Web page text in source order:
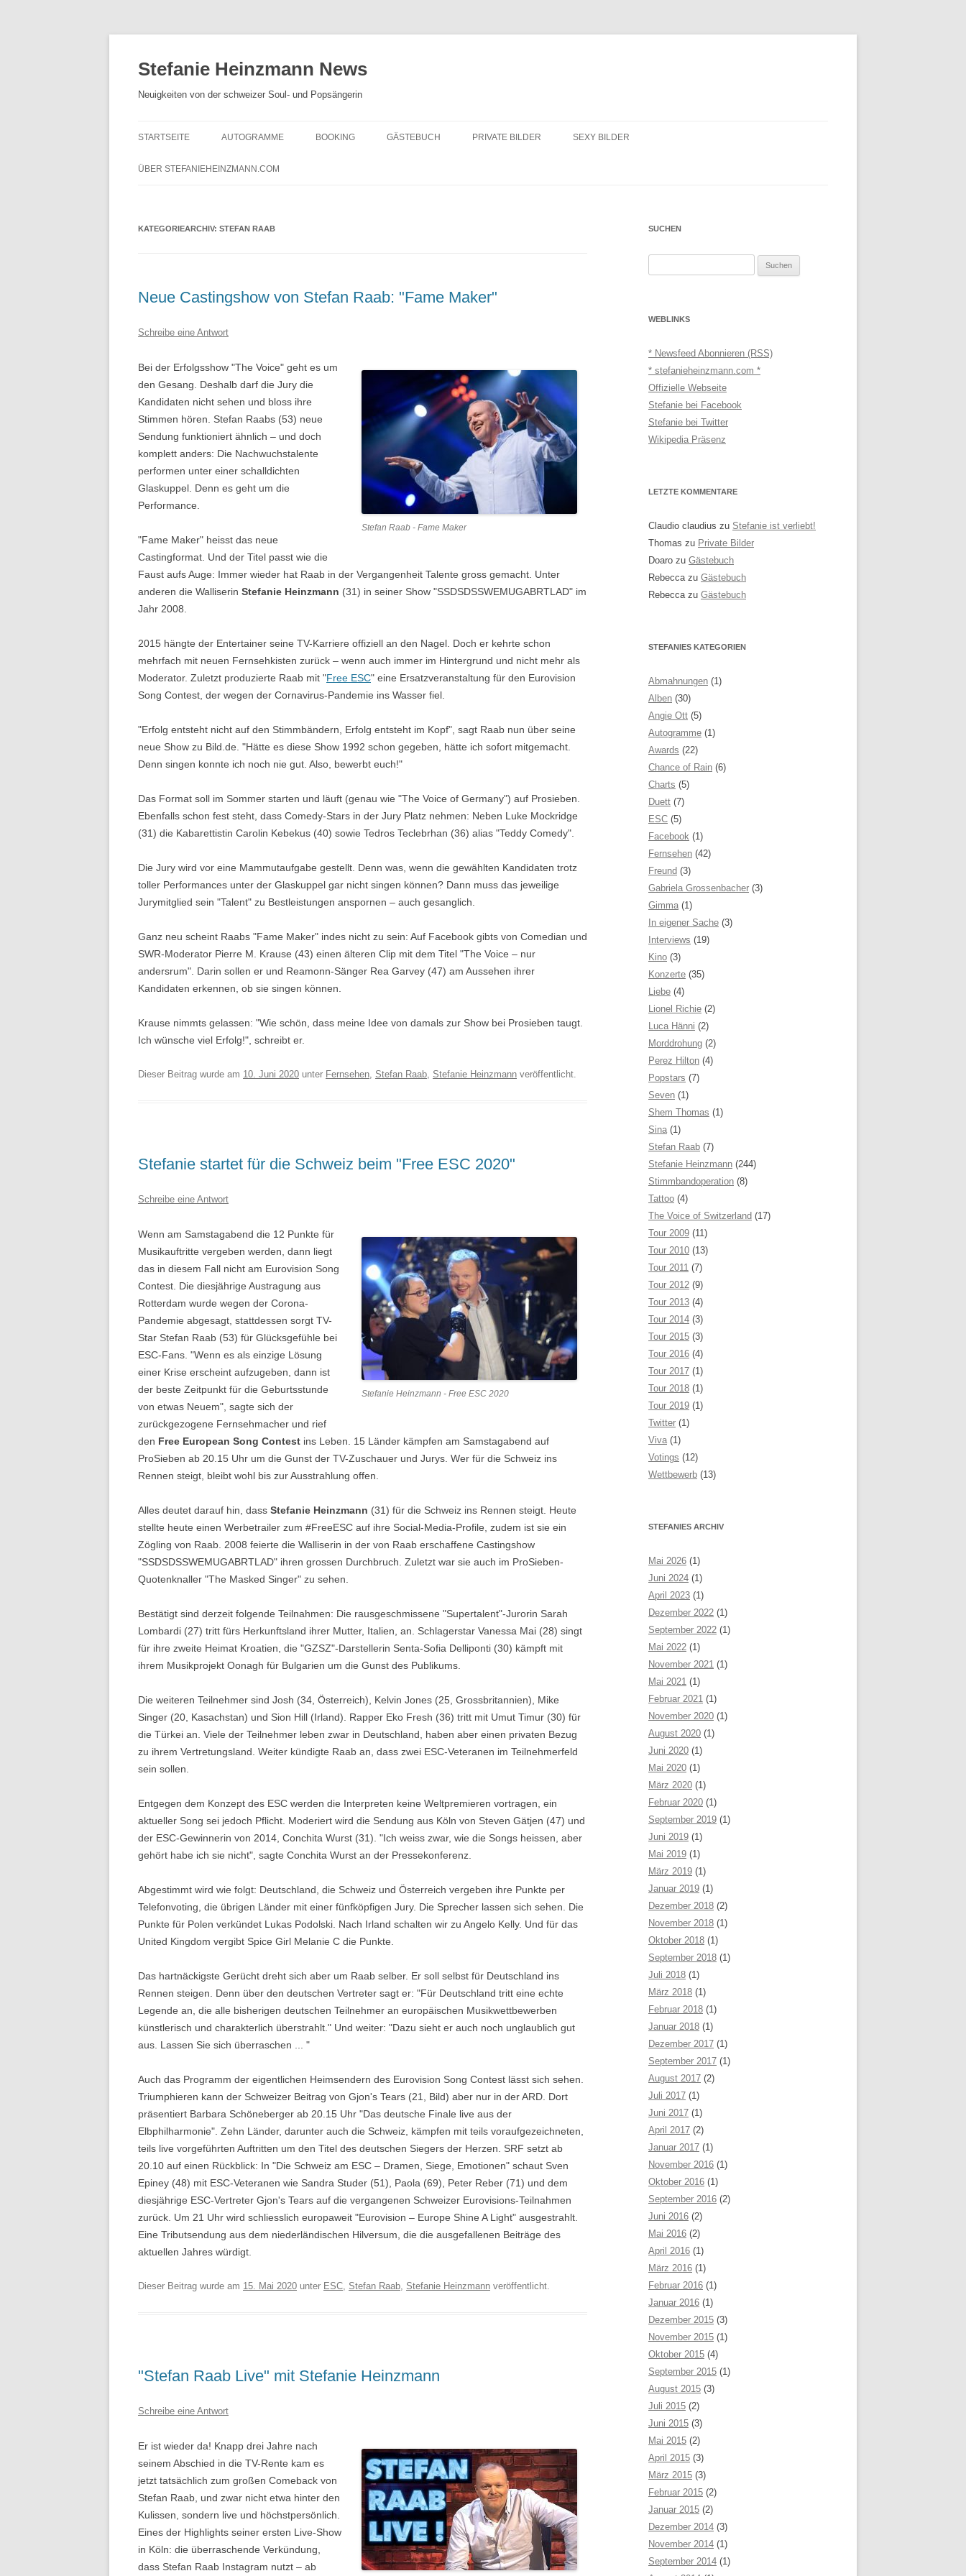
Stefanie Heinzmann News
Neuigkeiten von der schweizer Soul- und Popsängerin
STARTSEITE AUTOGRAMME BOOKING GÄSTEBUCH PRIVATE BILDER SEXY BILDER
ÜBER STEFANIEHEINZMANN.COM
KATEGORIEARCHIV: STEFAN RAAB
Neue Castingshow von Stefan Raab: "Fame Maker"
Schreibe eine Antwort
Stefan Raab - Fame Maker
Bei der Erfolgsshow "The Voice" geht es um
den Gesang. Deshalb darf die Jury die
Kandidaten nicht sehen und bloss ihre
Stimmen hören. Stefan Raabs (53) neue
Sendung funktioniert ähnlich – und doch
komplett anders: Die Nachwuchstalente
performen unter einer schalldichten
Glaskuppel. Denn es geht um die
Performance.
"Fame Maker" heisst das neue
Castingformat. Und der Titel passt wie die
Faust aufs Auge: Immer wieder hat Raab in der Vergangenheit Talente gross gemacht. Unter
anderen die Walliserin Stefanie Heinzmann (31) in seiner Show "SSDSDSSWEMUGABRTLAD" im
Jahr 2008.
2015 hängte der Entertainer seine TV-Karriere offiziell an den Nagel. Doch er kehrte schon
mehrfach mit neuen Fernsehkisten zurück – wenn auch immer im Hintergrund und nicht mehr als
Moderator. Zuletzt produzierte Raab mit "Free ESC" eine Ersatzveranstaltung für den Eurovision
Song Contest, der wegen der Cornavirus-Pandemie ins Wasser fiel.
"Erfolg entsteht nicht auf den Stimmbändern, Erfolg entsteht im Kopf", sagt Raab nun über seine
neue Show zu Bild.de. "Hätte es diese Show 1992 schon gegeben, hätte ich sofort mitgemacht.
Denn singen konnte ich noch nie gut. Also, bewerbt euch!"
Das Format soll im Sommer starten und läuft (genau wie "The Voice of Germany") auf Prosieben.
Ebenfalls schon fest steht, dass Comedy-Stars in der Jury Platz nehmen: Neben Luke Mockridge
(31) die Kabarettistin Carolin Kebekus (40) sowie Tedros Teclebrhan (36) alias "Teddy Comedy".
Die Jury wird vor eine Mammutaufgabe gestellt. Denn was, wenn die gewählten Kandidaten trotz
toller Performances unter der Glaskuppel gar nicht singen können? Dann muss das jeweilige
Jurymitglied sein "Talent" zu Bestleistungen anspornen – auch gesanglich.
Ganz neu scheint Raabs "Fame Maker" indes nicht zu sein: Auf Facebook gibts von Comedian und
SWR-Moderator Pierre M. Krause (43) einen älteren Clip mit dem Titel "The Voice – nur
andersrum". Darin sollen er und Reamonn-Sänger Rea Garvey (47) am Aussehen ihrer
Kandidaten erkennen, ob sie singen können.
Krause nimmts gelassen: "Wie schön, dass meine Idee von damals zur Show bei Prosieben taugt.
Ich wünsche viel Erfolg!", schreibt er.
Dieser Beitrag wurde am 10. Juni 2020 unter Fernsehen, Stefan Raab, Stefanie Heinzmann veröffentlicht.
Stefanie startet für die Schweiz beim "Free ESC 2020"
Schreibe eine Antwort
Stefanie Heinzmann - Free ESC 2020
Wenn am Samstagabend die 12 Punkte für
Musikauftritte vergeben werden, dann liegt
das in diesem Fall nicht am Eurovision Song
Contest. Die diesjährige Austragung aus
Rotterdam wurde wegen der Corona-
Pandemie abgesagt, stattdessen sorgt TV-
Star Stefan Raab (53) für Glücksgefühle bei
ESC-Fans. "Wenn es als einzige Lösung
einer Krise erscheint aufzugeben, dann ist
der beste Zeitpunkt für die Geburtsstunde
von etwas Neuem", sagte sich der
zurückgezogene Fernsehmacher und rief
den Free European Song Contest ins Leben. 15 Länder kämpfen am Samstagabend auf
ProSieben ab 20.15 Uhr um die Gunst der TV-Zuschauer und Jurys. Wer für die Schweiz ins
Rennen steigt, bleibt wohl bis zur Ausstrahlung offen.
Alles deutet darauf hin, dass Stefanie Heinzmann (31) für die Schweiz ins Rennen steigt. Heute
stellte heute einen Werbetrailer zum #FreeESC auf ihre Social-Media-Profile, zudem ist sie ein
Zögling von Raab. 2008 feierte die Walliserin in der von Raab erschaffene Castingshow
"SSDSDSSWEMUGABRTLAD" ihren grossen Durchbruch. Zuletzt war sie auch im ProSieben-
Quotenknaller "The Masked Singer" zu sehen.
Bestätigt sind derzeit folgende Teilnahmen: Die rausgeschmissene "Supertalent"-Jurorin Sarah
Lombardi (27) tritt fürs Herkunftsland ihrer Mutter, Italien, an. Schlagerstar Vanessa Mai (28) singt
für ihre zweite Heimat Kroatien, die "GZSZ"-Darstellerin Senta-Sofia Delliponti (30) kämpft mit
ihrem Musikprojekt Oonagh für Bulgarien um die Gunst des Publikums.
Die weiteren Teilnehmer sind Josh (34, Österreich), Kelvin Jones (25, Grossbritannien), Mike
Singer (20, Kasachstan) und Sion Hill (Irland). Rapper Eko Fresh (36) tritt mit Umut Timur (30) für
die Türkei an. Viele der Teilnehmer leben zwar in Deutschland, haben aber einen privaten Bezug
zu ihrem Vertretungsland. Weiter kündigte Raab an, dass zwei ESC-Veteranen im Teilnehmerfeld
sein sollen.
Entgegen dem Konzept des ESC werden die Interpreten keine Weltpremieren vortragen, ein
aktueller Song sei jedoch Pflicht. Moderiert wird die Sendung aus Köln von Steven Gätjen (47) und
der ESC-Gewinnerin von 2014, Conchita Wurst (31). "Ich weiss zwar, wie die Songs heissen, aber
gehört habe ich sie nicht", sagte Conchita Wurst an der Pressekonferenz.
Abgestimmt wird wie folgt: Deutschland, die Schweiz und Österreich vergeben ihre Punkte per
Telefonvoting, die übrigen Länder mit einer fünfköpfigen Jury. Die Sprecher lassen sich sehen. Die
Punkte für Polen verkündet Lukas Podolski. Nach Irland schalten wir zu Angelo Kelly. Und für das
United Kingdom vergibt Spice Girl Melanie C die Punkte.
Das hartnäckigste Gerücht dreht sich aber um Raab selber. Er soll selbst für Deutschland ins
Rennen steigen. Denn über den deutschen Vertreter sagt er: "Für Deutschland tritt eine echte
Legende an, die alle bisherigen deutschen Teilnehmer an europäischen Musikwettbewerben
künstlerisch und charakterlich überstrahlt." Und weiter: "Dazu sieht er auch noch unglaublich gut
aus. Lassen Sie sich überraschen ... "
Auch das Programm der eigentlichen Heimsendern des Eurovision Song Contest lässt sich sehen.
Triumphieren kann der Schweizer Beitrag von Gjon's Tears (21, Bild) aber nur in der ARD. Dort
präsentiert Barbara Schöneberger ab 20.15 Uhr "Das deutsche Finale live aus der
Elbphilharmonie". Zehn Länder, darunter auch die Schweiz, kämpfen mit teils voraufgezeichneten,
teils live vorgeführten Auftritten um den Titel des deutschen Siegers der Herzen. SRF setzt ab
20.10 auf einen Rückblick: In "Die Schweiz am ESC – Dramen, Siege, Emotionen" schaut Sven
Epiney (48) mit ESC-Veteranen wie Sandra Studer (51), Paola (69), Peter Reber (71) und dem
diesjährige ESC-Vertreter Gjon's Tears auf die vergangenen Schweizer Eurovisions-Teilnahmen
zurück. Um 21 Uhr wird schliesslich europaweit "Eurovision – Europe Shine A Light" ausgestrahlt.
Eine Tributsendung aus dem niederländischen Hilversum, die die ausgefallenen Beiträge des
aktuellen Jahres würdigt.
Dieser Beitrag wurde am 15. Mai 2020 unter ESC, Stefan Raab, Stefanie Heinzmann veröffentlicht.
"Stefan Raab Live" mit Stefanie Heinzmann
Schreibe eine Antwort
Er ist wieder da! Knapp drei Jahre nach
seinem Abschied in die TV-Rente kam es
jetzt tatsächlich zum großen Comeback von
Stefan Raab, und zwar nicht etwa hinter den
Kulissen, sondern live und höchstpersönlich.
Eines der Highlights seiner ersten Live-Show
in Köln: die überraschende Verkündung,
dass Stefan Raab Instagram nutzt – ab
SUCHEN
WEBLINKS
* Newsfeed Abonnieren (RSS)
* stefanieheinzmann.com *
Offizielle Webseite
Stefanie bei Facebook
Stefanie bei Twitter
Wikipedia Präsenz
LETZTE KOMMENTARE
Claudio claudius zu Stefanie ist verliebt!
Thomas zu Private Bilder
Doaro zu Gästebuch
Rebeccazu Gästebuch
Rebeccazu Gästebuch
STEFANIES KATEGORIEN
Abmahnungen (1)
Alben (30)
Angie Ott (5)
Autogramme (1)
Awards (22)
Chance of Rain (6)
Charts (5)
Duett (7)
ESC (5)
Facebook (1)
Fernsehen (42)
Freund (3)
Gabriela Grossenbacher (3)
Gimma (1)
In eigener Sache (3)
Interviews (19)
Kino (3)
Konzerte (35)
Liebe (4)
Lionel Richie (2)
Luca Hänni (2)
Morddrohung (2)
Perez Hilton (4)
Popstars (7)
Seven (1)
Shem Thomas (1)
Sina (1)
Stefan Raab (7)
Stefanie Heinzmann (244)
Stimmbandoperation (8)
Tattoo (4)
The Voice of Switzerland (17)
Tour 2009 (11)
Tour 2010 (13)
Tour 2011 (7)
Tour 2012 (9)
Tour 2013 (4)
Tour 2014 (3)
Tour 2015 (3)
Tour 2016 (4)
Tour 2017 (1)
Tour 2018 (1)
Tour 2019 (1)
Twitter (1)
Viva (1)
Votings (12)
Wettbewerb (13)
STEFANIES ARCHIV
Mai 2026 (1)
Juni 2024 (1)
April 2023 (1)
Dezember 2022 (1)
September 2022 (1)
Mai 2022 (1)
November 2021 (1)
Mai 2021 (1)
Februar 2021 (1)
November 2020 (1)
August 2020 (1)
Juni 2020 (1)
Mai 2020 (1)
März 2020 (1)
Februar 2020 (1)
September 2019 (1)
Juni 2019 (1)
Mai 2019 (1)
März 2019 (1)
Januar 2019 (1)
Dezember 2018 (2)
November 2018 (1)
Oktober 2018 (1)
September 2018 (1)
Juli 2018 (1)
März 2018 (1)
Februar 2018 (1)
Januar 2018 (1)
Dezember 2017 (1)
September 2017 (1)
August 2017 (2)
Juli 2017 (1)
Juni 2017 (1)
April 2017 (2)
Januar 2017 (1)
November 2016 (1)
Oktober 2016 (1)
September 2016 (2)
Juni 2016 (2)
Mai 2016 (2)
April 2016 (1)
März 2016 (1)
Februar 2016 (1)
Januar 2016 (1)
Dezember 2015 (3)
November 2015 (1)
Oktober 2015 (4)
September 2015 (1)
August 2015 (3)
Juli 2015 (2)
Juni 2015 (3)
Mai 2015 (2)
April 2015 (3)
März 2015 (3)
Februar 2015 (2)
Januar 2015 (2)
Dezember 2014 (3)
November 2014 (1)
September 2014 (1)